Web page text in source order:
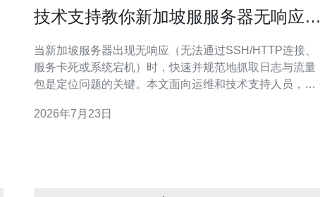
技术支持教你新加坡服服务器无响应的
当新加坡服务器出现无响应（无法通过SSH/HTTP连接、
服务卡死或系统宕机）时，快速并规范地抓取日志与流量
包是定位问题的关键。本文面向运维和技术支持人员，按
包并提交给主机或VPS厂商以便快速定位与恢复。 第一
2026年7月23日